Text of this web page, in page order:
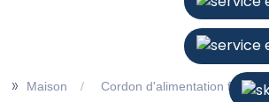
>> Maison Cordon d'alimentation femelle